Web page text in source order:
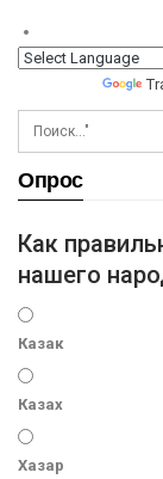
Опрос
Как
нашего
Казак
Казах
Хазар